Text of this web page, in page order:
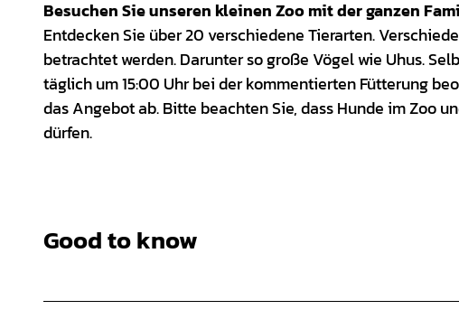
Besuchen Sie unseren kleinen Zoo mit der ganzen
Entdecken Sie über 20 verschiedene Tierarten.
betrachtet werden. Darunter so große Vögel wie Uhus.
täglich um 15:00 Uhr bei der kommentierten Fütterung
das Angebot ab. Bitte beachten Sie, dass Hunde im Zoo
dürfen.
Good to know